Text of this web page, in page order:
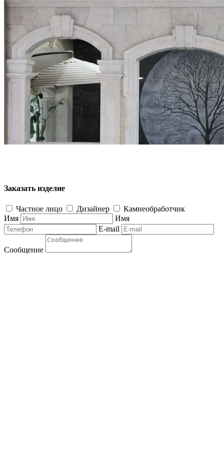
Заказать изделие
Частное лицо Дизайнер
Камнеобработчик
Имя
Имя
E-mail
Сообщение